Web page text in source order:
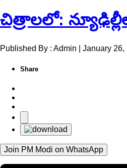
చిత్రాలలో:
Published By : Admin | January
Share
Join PM Modi on WhatsApp